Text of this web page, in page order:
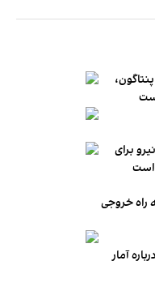
برای
است
راه خروجی
آمار